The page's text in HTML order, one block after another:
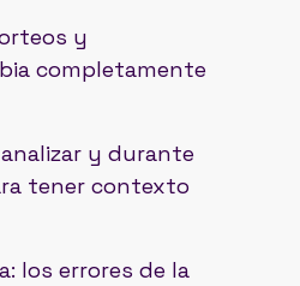
y
completamente
y durante
tener contexto
los errores de la